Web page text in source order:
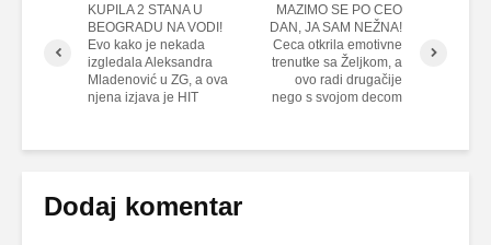
KUPILA 2 STANA U
BEOGRADU NA VODI!
Evo kako je nekada
izgledala Aleksandra
Mladenović u ZG, a ova
njena izjava je HIT
MAZIMO SE PO CEO
DAN, JA SAM NEŽNA!
Ceca otkrila emotivne
trenutke sa Željkom, a
ovo radi drugačije
nego s svojom decom
Dodaj komentar